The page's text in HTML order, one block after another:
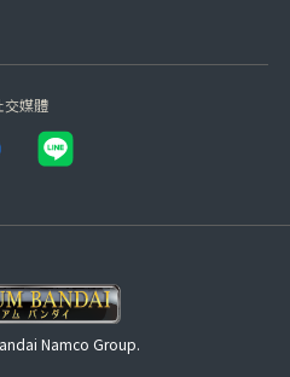
交媒體
Namco Group.